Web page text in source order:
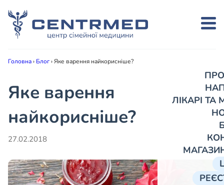
ЛІКАРІ
Головна› Блог›Яке варення найкорисніше?
Яке варення
найкорисніше?
27.02.2018